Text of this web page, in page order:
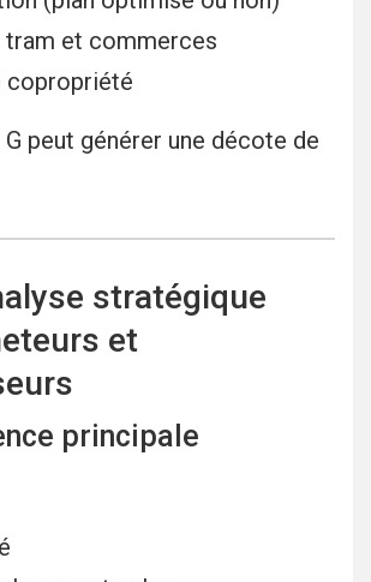
et commerces
copropriété
G peut générer une décote de
stratégique
et
principale